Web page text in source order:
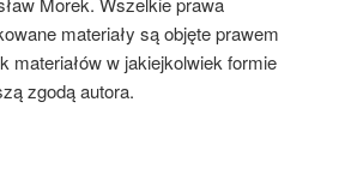
materiały są objęte prawem
materiałów w jakiejkolwiek formie
zgodą autora.